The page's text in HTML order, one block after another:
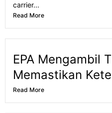
carrier...
Read More
EPA Mengambil
Memastikan
Read More